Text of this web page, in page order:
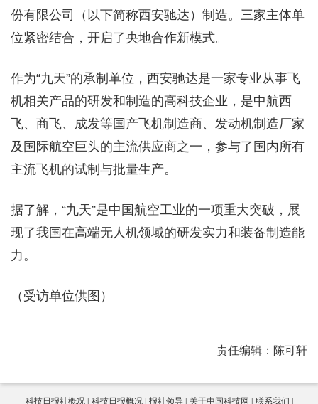
份有限公司（以下简称西安驰达）制造。三家主体单
位紧密结合，开启了央地合作新模式。
作为“九天”的承制单位，西安驰达是一家专业从事飞
机相关产品的研发和制造的高科技企业，是中航西
飞、商飞、成发等国产飞机制造商、发动机制造厂家
及国际航空巨头的主流供应商之一，参与了国内所有
主流飞机的试制与批量生产。
据了解，“九天”是中国航空工业的一项重大突破，展
现了我国在高端无人机领域的研发实力和装备制造能
力。
（受访单位供图）
责任编辑：陈可轩
科技日报社概况 科技日报概况 报社领导 关于中国科技网 联系我们